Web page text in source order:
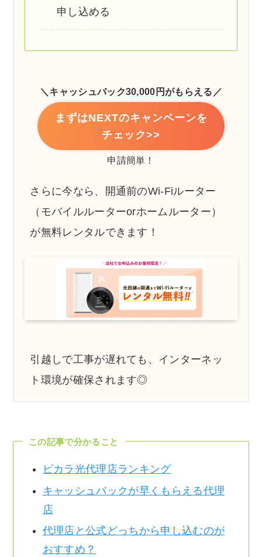
申し込める
＼キャッシュバック30,000円がもらえる／
まずはNEXTのキャンペーンを
チェック>>
申請簡単！
さらに今なら、開通前のWi-Fiルーター
（モバイルルーターorホームルーター）
が無料レンタルできます！
引越しで工事が遅れても、インターネッ
ト環境が確保されます◎
この記事で分かること
ピカラ光代理店ランキング
キャッシュバックが早くもらえる代理
店
代理店と公式どっちから申し込むのが
おすすめ？